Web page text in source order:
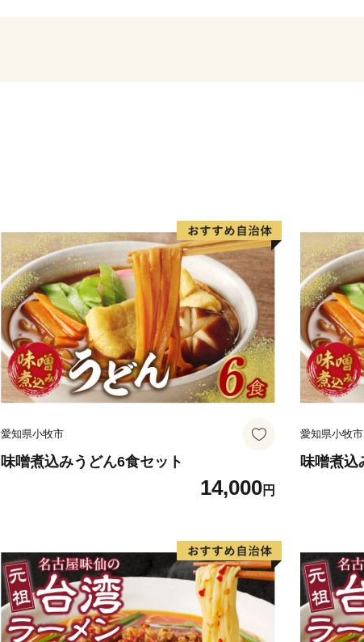
酒などのグルメも洗練された国内
す。科学や観光に加えて誇る、つく
ていただければ幸いです。ふるさ
くば市ならではの特産品やサービ
通じて、つくば市の魅力をたくさ
います。
愛知県小牧市
味噌煮込みうどん6食セット
14,000円
愛知県小牧市
味噌煮込